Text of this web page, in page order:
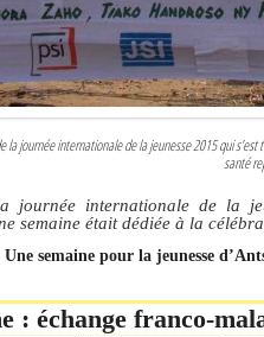
la journée internationale de la jeunesse 2015 qui
santé
journée internationale de la
semaine était dédiée à la
semaine pour la jeunesse
: échange franco-